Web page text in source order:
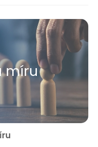
míru